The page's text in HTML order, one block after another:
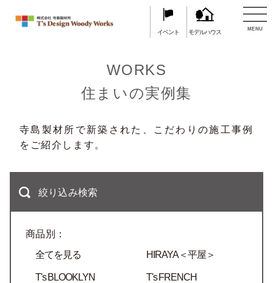
イベント モデルハウス MENU
TOP 住まいの実例集
WORKS
住まいの実例集
寺島製材所で新築された、こだわりの施工事例
をご紹介します。
絞り込み検索
商品別：
全てを見る
HIRAYA＜平屋＞
T's BLOOKLYN T's FRENCH